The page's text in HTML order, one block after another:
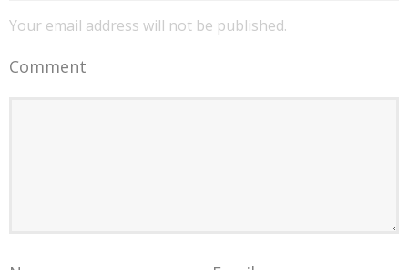
Your email address will not be published.
Comment